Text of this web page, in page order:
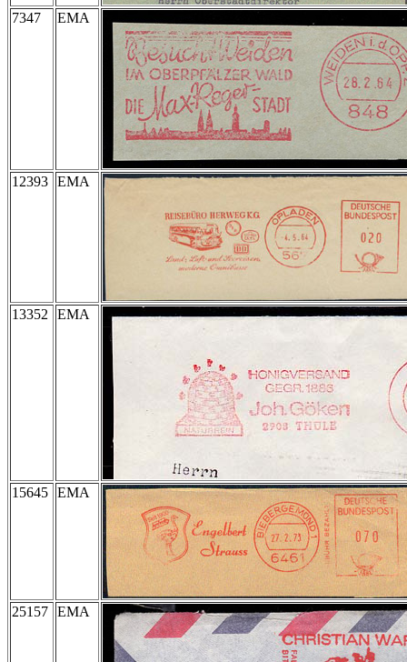
7347 EMA
12393 EMA
13352 EMA
15645 EMA
25157 EMA